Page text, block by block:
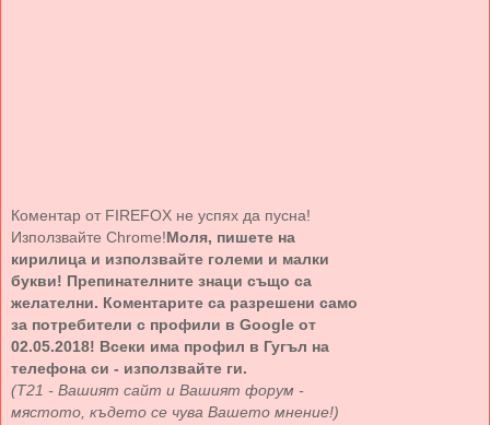
Коментар от FIREFOX не успях да пусна!
Използвайте Chrome!Моля, пишете на
кирилица и използвайте големи и малки
букви! Препинателните знаци също са
желателни. Коментарите са разрешени само
за потребители с профили в Google от
02.05.2018! Всеки има профил в Гугъл на
телефона си - използвайте ги.
(Т21 - Вашият сайт и Вашият форум -
мястото, където се чува Вашето мнение!)